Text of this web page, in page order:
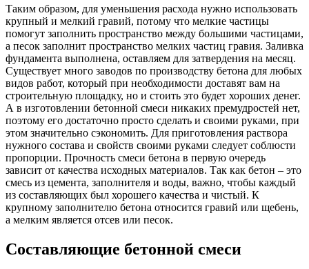
Таким образом, для уменьшения расхода нужно использовать
крупный и мелкий гравий, потому что мелкие частицы
помогут заполнить пространство между большими частицами,
а песок заполнит пространство мелких частиц гравия. Заливка
фундамента выполнена, оставляем для затвердения на месяц.
Существует много заводов по производству бетона для любых
видов работ, который при необходимости доставят вам на
строительную площадку, но и стоить это будет хороших денег.
А в изготовлении бетонной смеси никаких премудростей нет,
поэтому его достаточно просто сделать и своими руками, при
этом значительно сэкономить. Для приготовления раствора
нужного состава и свойств своими руками следует соблюсти
пропорции. Прочность смеси бетона в первую очередь
зависит от качества исходных материалов. Так как бетон – это
смесь из цемента, заполнителя и воды, важно, чтобы каждый
из составляющих был хорошего качества и чистый. К
крупному заполнителю бетона относится гравий или щебень,
а мелким является отсев или песок.
Составляющие бетонной смеси